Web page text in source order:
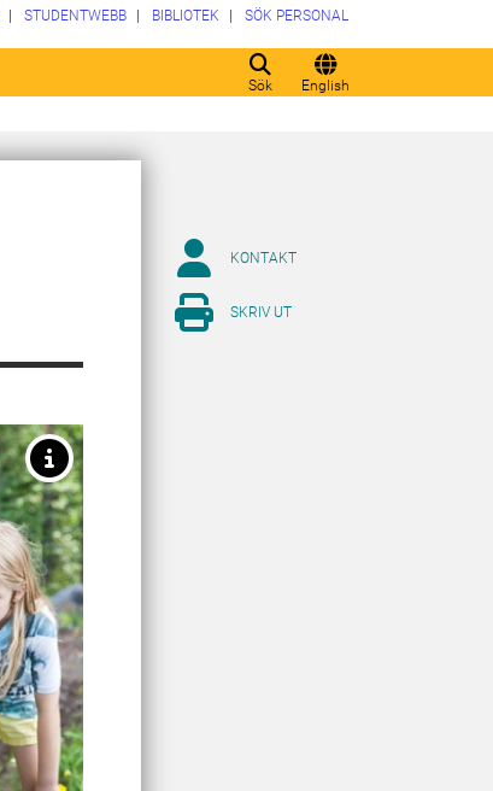
Sök English
STUDENTWEBB BIBLIOTEK SÖK PERSONAL
KONTAKT
SKRIV UT